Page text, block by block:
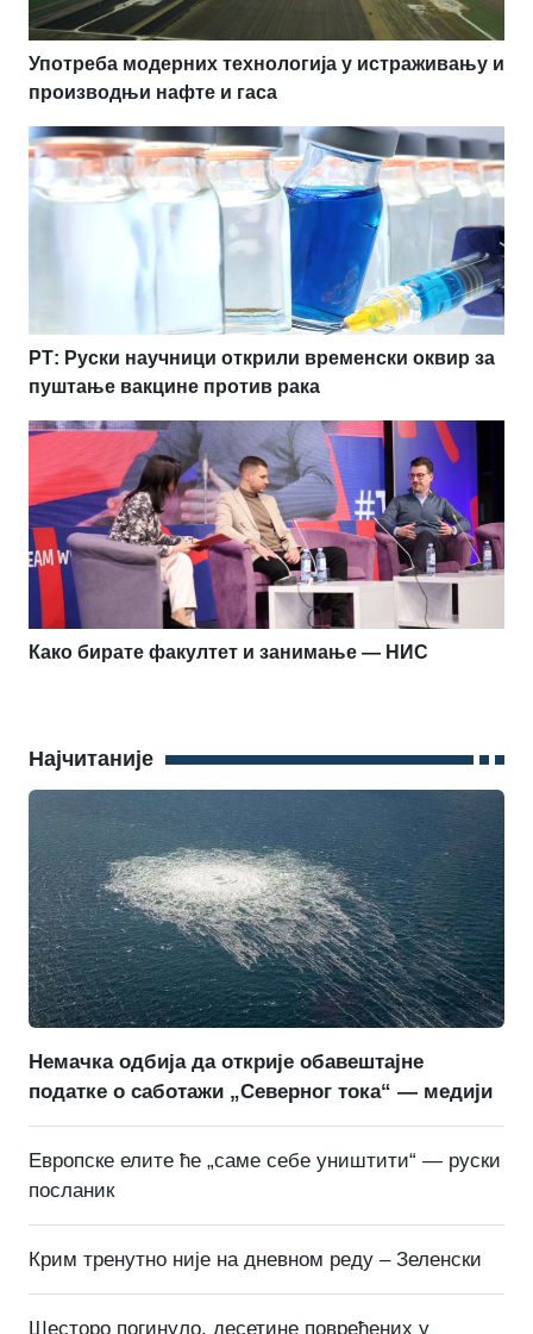
Употреба модерних технологија у истраживању и
производњи нафте и гаса
РТ: Руски научници открили временски оквир за
пуштање вакцине против рака
Како бирате факултет и занимање — НИС
Најчитаније
Немачка одбија да открије обавештајне
податке о саботажи „Северног тока“ — медији
Европске елите ће „саме себе уништити“ — руски
посланик
Крим тренутно није на дневном реду – Зеленски
Шесторо погинуло, десетине повређених у